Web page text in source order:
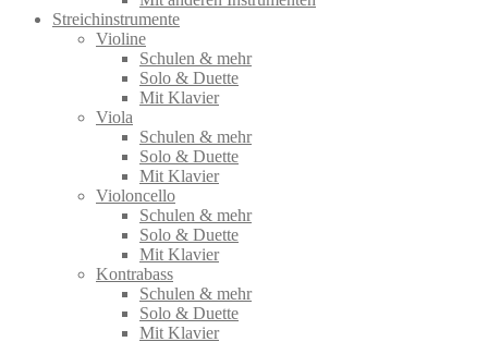
Streichinstrumente
Violine
Schulen & mehr
Solo & Duette
Mit Klavier
Viola
Schulen & mehr
Solo & Duette
Mit Klavier
Violoncello
Schulen & mehr
Solo & Duette
Mit Klavier
Kontrabass
Schulen & mehr
Solo & Duette
Mit Klavier